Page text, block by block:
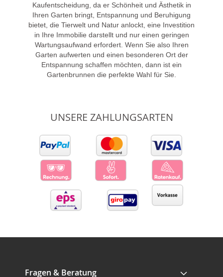
Kaufentscheidung, da er Schönheit und Ästhetik in
Ihren Garten bringt, Entspannung und Beruhigung
bietet, die Tierwelt und Natur anlockt, eine Investition
in Ihre Immobilie darstellt und nur einen geringen
Wartungsaufwand erfordert. Wenn Sie also Ihren
Garten aufwerten und einen besonderen Ort der
Entspannung schaffen möchten, dann ist ein
Gartenbrunnen die perfekte Wahl für Sie.
UNSERE ZAHLUNGSARTEN
Fragen & Beratung